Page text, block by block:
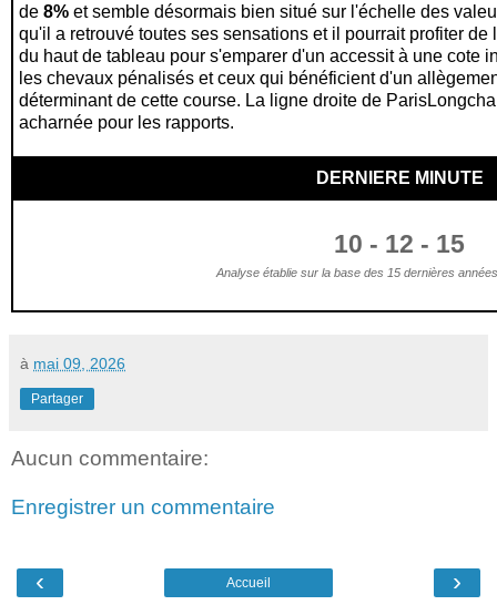
de 8% et semble désormais bien situé sur l'échelle des
qu'il a retrouvé toutes ses sensations et il pourrait profiter
du haut de tableau pour s'emparer d'un accessit à une cote
les chevaux pénalisés et ceux qui bénéficient d'un
déterminant de cette course. La ligne droite de
acharnée pour les rapports.
DERNIERE MINUTE
10 - 12 - 15
Analyse établie sur la base des 15 dernières
à mai 09, 2026
Partager
Aucun commentaire:
Enregistrer un commentaire
‹ ›
Accueil